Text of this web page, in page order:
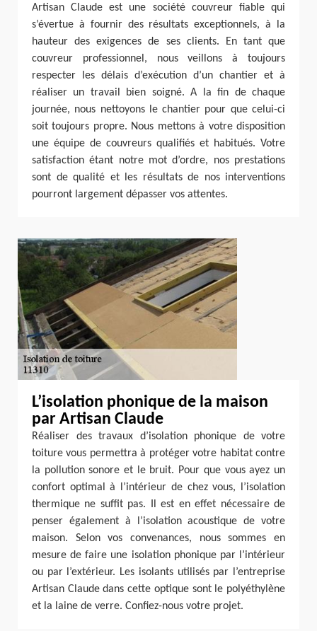
Artisan Claude est une société couvreur fiable qui
s’évertue à fournir des résultats exceptionnels, à la
hauteur des exigences de ses clients. En tant que
couvreur professionnel, nous veillons à toujours
respecter les délais d’exécution d’un chantier et à
réaliser un travail bien soigné. A la fin de chaque
journée, nous nettoyons le chantier pour que celui-ci
soit toujours propre. Nous mettons à votre disposition
une équipe de couvreurs qualifiés et habitués. Votre
satisfaction étant notre mot d’ordre, nos prestations
sont de qualité et les résultats de nos interventions
pourront largement dépasser vos attentes.
L’isolation phonique de la maison
par Artisan Claude
Réaliser des travaux d’isolation phonique de votre
toiture vous permettra à protéger votre habitat contre
la pollution sonore et le bruit. Pour que vous ayez un
confort optimal à l’intérieur de chez vous, l’isolation
thermique ne suffit pas. Il est en effet nécessaire de
penser également à l’isolation acoustique de votre
maison. Selon vos convenances, nous sommes en
mesure de faire une isolation phonique par l’intérieur
ou par l’extérieur. Les isolants utilisés par l’entreprise
Artisan Claude dans cette optique sont le polyéthylène
et la laine de verre. Confiez-nous votre projet.